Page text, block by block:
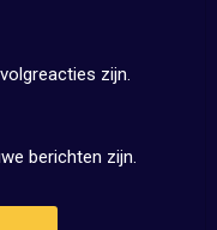
zijn.
berichten zijn.